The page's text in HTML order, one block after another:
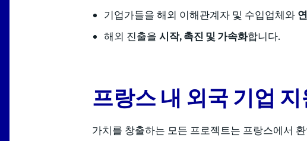
기업가들을 해외 이해관계자 및 수입업체와
해외 진출을 시작, 촉진 및 가속화합니다.
프랑스 내 외국 기업 지
가치를 창출하는 모든 프로젝트는 프랑스에서